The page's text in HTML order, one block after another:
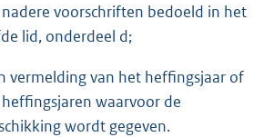
voorschriften bedoeld in het
lid, onderdeel d;
vermelding van het heffingsjaar of
waarvoor de
wordt gegeven.